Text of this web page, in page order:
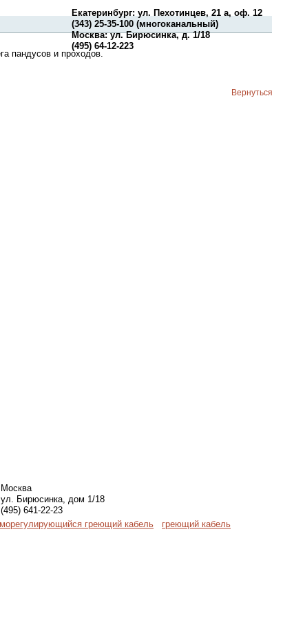
Екатеринбург: ул. Пехотинцев, 21 а, оф. 12
(343) 25-35-100 (многоканальный)
Москва: ул. Бирюсинка, д. 1/18
(495) 64-12-223
пандусов и проходов.
Вернуться
Москва
ул. Бирюсинка, дом 1/18
(495) 641-22-23
греющий кабель
греющий кабель